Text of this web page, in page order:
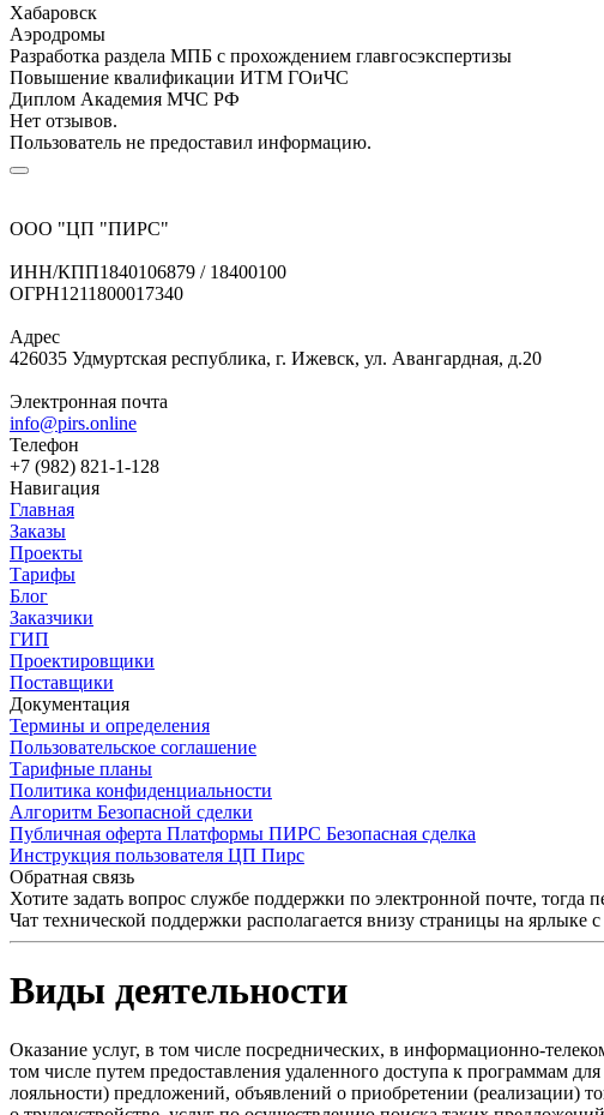
Хабаровск
Аэродромы
Разработка раздела МПБ с прохождением главгосэкспертизы
Повышение квалификации ИТМ ГОиЧС
Диплом Академия МЧС РФ
Нет отзывов.
Пользователь не предоставил информацию.
ООО "ЦП "ПИРС"
ИНН/КПП1840106879 / 18400100
ОГРН1211800017340
Адрес
426035 Удмуртская республика, г. Ижевск, ул. Авангардная, д.20
Электронная почта
info@pirs.online
Телефон
+7 (982) 821-1-128
Навигация
Главная
Заказы
Проекты
Тарифы
Блог
Заказчики
ГИП
Проектировщики
Поставщики
Документация
Термины и определения
Пользовательское соглашение
Тарифные планы
Политика конфиденциальности
Алгоритм Безопасной сделки
Публичная оферта Платформы ПИРС Безопасная сделка
Инструкция пользователя ЦП Пирс
Обратная связь
Хотите задать вопрос службе поддержки по электронной почте,
Чат технической поддержки располагается внизу страницы на
Виды деятельности
Оказание услуг, в том числе посреднических, в информационно-
том числе путем предоставления удаленного доступа к программам
лояльности) предложений, объявлений о приобретении